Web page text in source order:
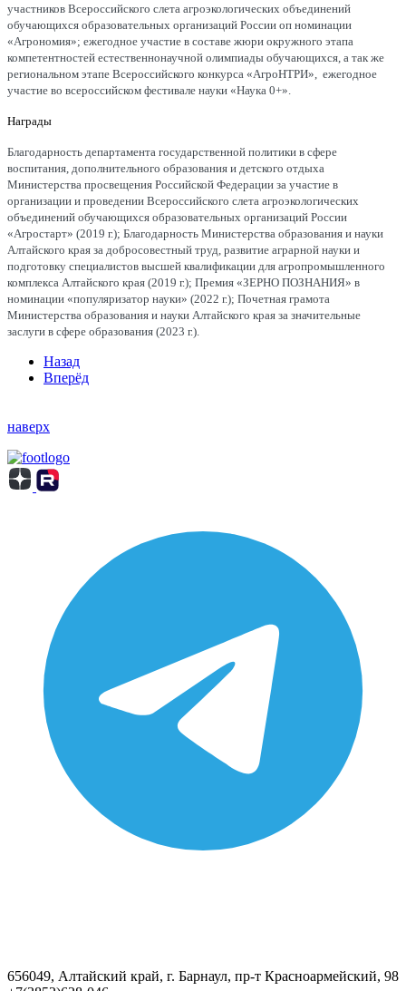
участников Всероссийского слета агроэкологических объединений
обучающихся образовательных организаций России оп номинации
«Агрономия»; ежегодное участие в составе жюри окружного этапа
компетентностей естественнонаучной олимпиады обучающихся, а так же
региональном этапе Всероссийского конкурса «АгроНТРИ», ежегодное
участие во всероссийском фестивале науки «Наука 0+».
Награды
Благодарность департамента государственной политики в сфере
воспитания, дополнительного образования и детского отдыха
Министерства просвещения Российской Федерации за участие в
организации и проведении Всероссийского слета агроэкологических
объединений обучающихся образовательных организаций России
«Агростарт» (2019 г.); Благодарность Министерства образования и науки
Алтайского края за добросовестный труд, развитие аграрной науки и
подготовку специалистов высшей квалификации для агропромышленного
комплекса Алтайского края (2019 г.); Премия «ЗЕРНО ПОЗНАНИЯ» в
номинации «популяризатор науки» (2022 г.); Почетная грамота
Министерства образования и науки Алтайского края за значительные
заслуги в сфере образования (2023 г.).
Назад
Вперёд
наверх
656049, Алтайский край, г. Барнаул, пр-т Красноармейский, 98